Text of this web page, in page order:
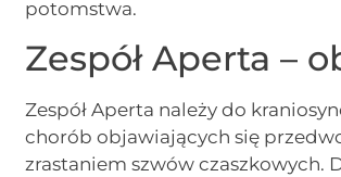
potomstwa.
Zespół Aperta –
Zespół Aperta należy do
chorób objawiających się
zrastaniem szwów czaszkowych.